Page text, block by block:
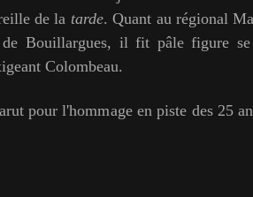
de la tarde. Quant au régional
Bouillargues, il fit pâle figure se
Colombeau.
pour l'hommage en piste des 25